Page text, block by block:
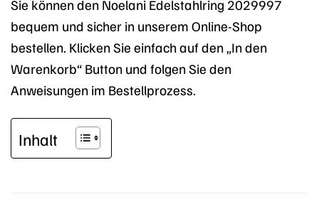
Sie können den Noelani Edelstahlring 2029997
bequem und sicher in unserem Online-Shop
bestellen. Klicken Sie einfach auf den „In den
Warenkorb“ Button und folgen Sie den
Anweisungen im Bestellprozess.
Inhalt